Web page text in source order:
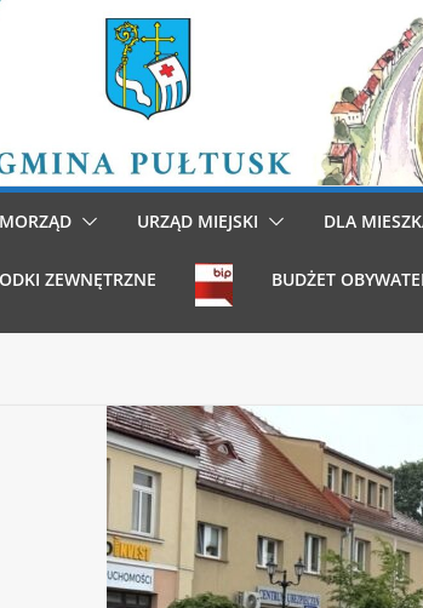
narzędzi
URZĄD MIEJSKI DLA
ZEWNĘTRZNE BUDŻET